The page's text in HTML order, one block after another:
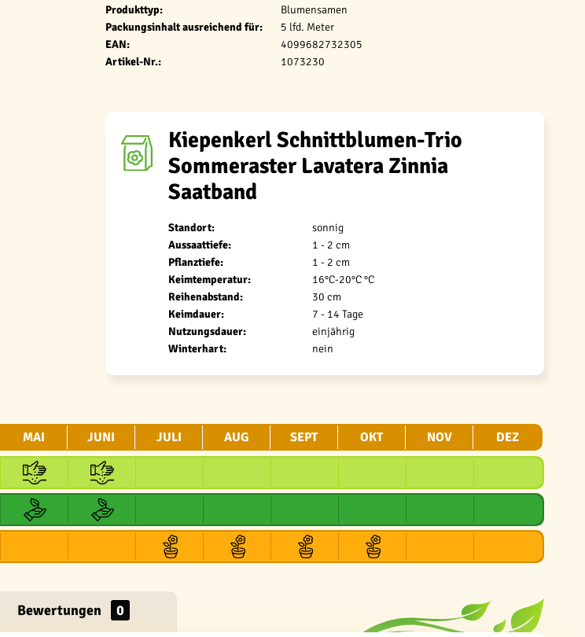
Produkttyp:
Blumensamen
Packungsinhalt ausreichend für:
5 lfd. Meter
EAN:
4099682732305
Artikel-Nr.:
1073230
Kiepenkerl Schnittblumen-Trio
Sommeraster Lavatera Zinnia
Saatband
Standort:
sonnig
Aussaattiefe:
1 - 2 cm
Pflanztiefe:
1 - 2 cm
Keimtemperatur:
16°C-20°C °C
Reihenabstand:
30 cm
Keimdauer:
7 - 14 Tage
Nutzungsdauer:
einjährig
Winterhart:
nein
MAI JUNI JULI AUG SEPT OKT NOV DEZ
Bewertungen 0